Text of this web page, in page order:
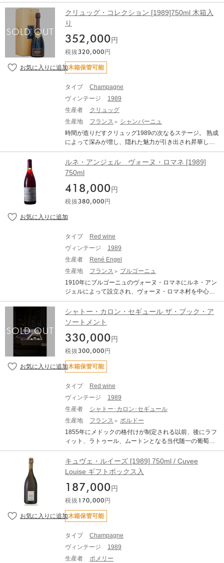
す。休ませずに抜栓してしまうと本来の味わいは全く表
れてきません。商品到着後、最低でも2週間は休ませてく
ださい。 ●古酒特有のボトル傷や汚れがございます。 ●澱
で、澱が沈み落ち着くまで休息させてから(最低でも1か
る色調の変化（白ワインは黄金色に、赤ワインはレンガ
色に）や、香り、味わいが複雑に変化している可能性が
あります。これらは古酒の特徴です。 熟成されたワイン
(古酒)ですのでボトルバリエーション等ございます。それ
をご理解頂いた上でのご購入をお願い致します。
イルをバランス良く表現した、良年のみ造られるヴィン
テージ・シャンパーニュ！ アンリオ家は17世紀からワイ
ン造りに携わり、1808年にアポリーヌ・アンリオ夫人が
メゾン・アンリオを設立。この時から今日に至るまでの2
00年以上、家族経営を行っている老舗のシャンパンメゾ
ンです。20世紀初頭、フィロキセラの流行や第一次世界
大戦により畑は大きな被害を受けました。 1926年にエテ
ィエンヌ・アンリオが経営を継承。畑の回復に尽力、海
外市場の拡大とアンリオの成長に貢献し、その後、故ジ
ョゼフ・アンリオが経営を引き継ぎ、アンリオの名声を
確固たるものに築き上げました。現在は、ジル・ド・ラ
ルズィエール・アンリオがアンリオグループの中心とな
り、さらなる品質の向上を目指しています。 「ブリュッ
ト・ミレジメ」は、良年のみにグランクリュとプルミエ
ージの特徴とエレガントなアンリオスタイルをバランス
良く表現しています。マグナムボトルは10年以上の瓶熟
ュ。 CHAMPAGNE HENRIOT BRUT MILLESIME アンリ
オ ブリュット・ミレジメ 生産地：フランス シャンパー
ノワール 50%、シャルドネ 50% アルコール度数：12.
0% 味わい：シャンパン スパークリングワイン 白 辛口
ージのワインは必ず休息させることが必要です。休ませ
ん。商品到着後、最低でも2週間は休ませてください。 ●
古酒特有のボトル傷や汚れがございます。 ●澱がござい
み落ち着くまで休息させてから(最低でも1か月、出来れ
ば2カ月以上)抜栓してください。 ●熟成による色調の変
化（白ワインは黄金色に、赤ワインはレンガ色に）や、
香り、味わいが複雑に変化している可能性があります。
のでボトルバリエーション等ございます。それをご理解
頂いた上でのご購入をお願い致します。
クリュッグ・コレクション [1989]750ml 木箱入
り
352,000 円
税抜320,000 円
木箱保管可能
タイプ
Champagne
ヴィンテージ
1989
生産者
クリュッグ
生産地
フランス
シャンパーニュ
時間が造りだすクリュッグ1989の次なるステージ。 熟成
によって深みが増し、隠れた魅力が引き出され昇華した
シャンパーニュ！ すでに高い評価を受けたヴィンテージ
シャンパーニュがセラーで静かに第二の開花の時を待っ
ています。そのクリュッグ・ヴィンテージは時を重ねて
クリュッグ・コレクションとなり、新たな個性をあらわ
にします。 ランス市に本拠を構え、伝統と歴史を守り続
けるシャンパンハウス「クリュッグ社」。1843年の創業
以来、家族経営を守り続けています。発酵はすべて樽で
行うなど、昔ながらの伝統的な製法を貫いており、その
「クリュッグ」は、手作りの小さな樫の樽で造られ、素
晴らしい芳香と深みのある味を醸し出していますが、こ
れは150年以上の歴史を持つクリュッグ家の伝統と巧み
な技術によるものです。 「クリュッグ・コレクション」
パーニュを最高の条件下でセラーに保存し、熟成させた
上で、再リリースするという恐るべき「セカンド・ステ
魅力が引き出されています。本来の風味はよりしっかり
とした骨格をなし、驚くような新たな味わいが出現しま
表現するクリュッグ コレクションは、常に新たな発見に
満ちています。クリュッグ コレクション 1989は、時間
イスティング・ノート■ 深く力強いゴールドのイエロー
ます。エキゾチックで複雑なスパイスと蜂蜜、ホワイト
フルーツ、トリュフ、土、ブラウンのリンゴ、贅沢な花
な香りが感じられます。口に含めば、梨や青リンゴ、柑
橘類のマーマレード、新鮮なイチジクの眩いばかりに
若々しくも、深い味わいや土の風味までもが感じられ、
ミネラルやスパイスの淡い味わいとともに余韻がずっと
クション 生産地：フランス シャンパーニュ 原産地呼
称：AOC. CHAMPAGNE ぶどう品種：ピノ・ノワール 4
7%、シャルドネ 29%、ムニエ 24% アルコール度数：1
2.5% 味わい：シャンパン スパークリングワイン 白 辛口
■1989年ヴィンテージ情報■ クリュッグ1989は、非常に
暑い夏によって完結したコントラスト豊かな一年を象徴
しています。クリュッグにとって、この年のワインは円
熟かつ表情豊かで、長く続く余韻が愉しめる、絹のよう
しいものとなりました。この年の特徴を表現するため
に、クリュッグ・メゾンは、均整の取れたストラクチャ
ーで持続力のあるピノ・ノワール（47％）や、濃厚なシ
ルネ・アンジェル ヴォーヌ・ロマネ [1989]
750ml
418,000 円
税抜380,000 円
タイプ
Red wine
ヴィンテージ
1989
生産者
René Engel
生産地
フランス
ブルゴーニュ
1910年にブルゴーニュのヴォーヌ・ロマネにルネ・アン
ジェルによって設立され、ヴォーヌ・ロマネ村を中心に1
0ヘクタールを所有した今は亡きドメーヌです。 村名の
ヴォーヌ・ロマネ以外に一級畑のオー・ブリュレ、エシ
ェゾー、グラン・エシェゾー、クロ・ヴージョと珠玉の
畑を所有していました。 ルネはディジョン大学で教鞭を
取りながらワインを作り、その大半はネゴシアンにバル
クで売却していましたが、自らの名を冠した元詰めワイ
ンは少量ながら既に高い評価を得ていました。 1981年に
は孫のフィリップがドメーヌを継承しその名声は揺るぎ
ないものとなしましたが、2005年に不慮の事故で他界。
後継者不在の中、2005年にはシャトー・ラトゥールを所
有するアルテミスが買収してその名をドメーヌ・デュー
ジニーとしました。 現存するルネ・アンジェルのワイン
は希少で、伝説のワインとして愛好家の間で垂涎の的と
なっています。 ーーーーーーー ※ご購入前に必ずご確認
す。 多少の経年変化がございます。 ・外観のコンディシ
ョンに関しては掲載写真をご確認ください。 ・外装不良
じめご了承ください。 ・TERRADA WINE STORAGEで
の保管を希望される場合は、撮影画像にてご確認くださ
シャトー・カロン・セギュール ザ・ブック・ア
ソートメント
330,000 円
税抜300,000 円
木箱保管可能
タイプ
Red wine
ヴィンテージ
1989
生産者
シャトー･カロン･セギュール
生産地
フランス
ボルドー
1855年にメドックの格付けが制定される以前、後にラフ
ィット、ラトゥール、ムートンとなる当代随一の葡萄畑
を所有していたニコラ・アレクサンドル・ド・セギュー
ル伯爵は「我ラフィットを作るが、わが心はカロンにあ
り」と、当時この地で最高のシャトーの一つに数えられ
たいたのがシャトー・カロン・セギュールです。 ハート
が中央にあしらわれたその印象的なラベルが広く愛され
てきましたが、そのスタイルはカベルネ・ソーヴィニヨ
ンを主体とした優雅で骨格のある長期熟成に耐えうるス
タイルです。 19世紀後半からガクストン家が管理し、20
12年にはフランスを代表する保険会社傘下のスラヴニー
ル社が買収。カベルネの比率を上げながら、醸造設備を
刷新し、区画ごとにきめ細やかに醸造できるようになり
その品質は飛躍的に向上しました。 今回シャトーからリ
リースされた限定アソートセット「The Book」は、シャ
キュヴェ・ルイーズ [1989] 750ml / Cuvee
Louise ギフトボックス入
187,000 円
税抜 170,000 円
木箱保管可能
タイプ
Champagne
ヴィンテージ
1989
生産者
ポメリー